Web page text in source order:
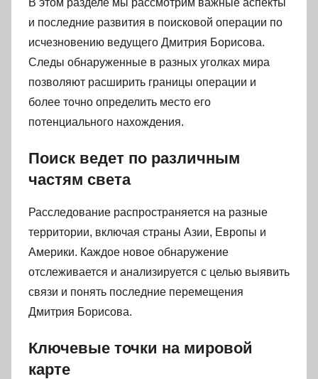
В этом разделе мы рассмотрим важные аспекты
и последние развития в поисковой операции по
исчезновению ведущего Дмитрия Борисова.
Следы обнаруженные в разных уголках мира
позволяют расширить границы операции и
более точно определить место его
потенциального нахождения.
Поиск ведет по различным
частям света
Расследование распространяется на разные
территории, включая страны Азии, Европы и
Америки. Каждое новое обнаружение
отслеживается и анализируется с целью выявить
связи и понять последние перемещения
Дмитрия Борисова.
Ключевые точки на мировой
карте